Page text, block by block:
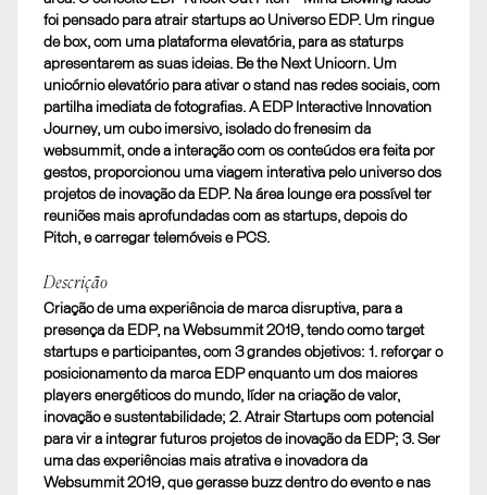
foi pensado para atrair startups ao Universo EDP. Um ringue
de box, com uma plataforma elevatória, para as staturps
apresentarem as suas ideias. Be the Next Unicorn. Um
unicórnio elevatório para ativar o stand nas redes sociais, com
partilha imediata de fotografias. A EDP Interactive Innovation
Journey, um cubo imersivo, isolado do frenesim da
websummit, onde a interação com os conteúdos era feita por
gestos, proporcionou uma viagem interativa pelo universo dos
projetos de inovação da EDP. Na área lounge era possível ter
reuniões mais aprofundadas com as startups, depois do
Pitch, e carregar telemóveis e PCS.
Descrição
Criação de uma experiência de marca disruptiva, para a
presença da EDP, na Websummit 2019, tendo como target
startups e participantes, com 3 grandes objetivos: 1. reforçar o
posicionamento da marca EDP enquanto um dos maiores
players energéticos do mundo, líder na criação de valor,
inovação e sustentabilidade; 2. Atrair Startups com potencial
para vir a integrar futuros projetos de inovação da EDP; 3. Ser
uma das experiências mais atrativa e inovadora da
Websummit 2019, que gerasse buzz dentro do evento e nas